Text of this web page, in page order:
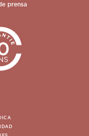
prensa